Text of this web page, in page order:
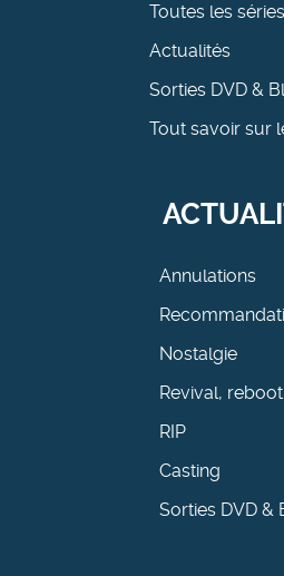
Toutes les séries
Actualités
Sorties DVD &
Tout savoir sur
Annulations
Nostalgie
Revival, reboot
RIP
Casting
Sorties DVD &